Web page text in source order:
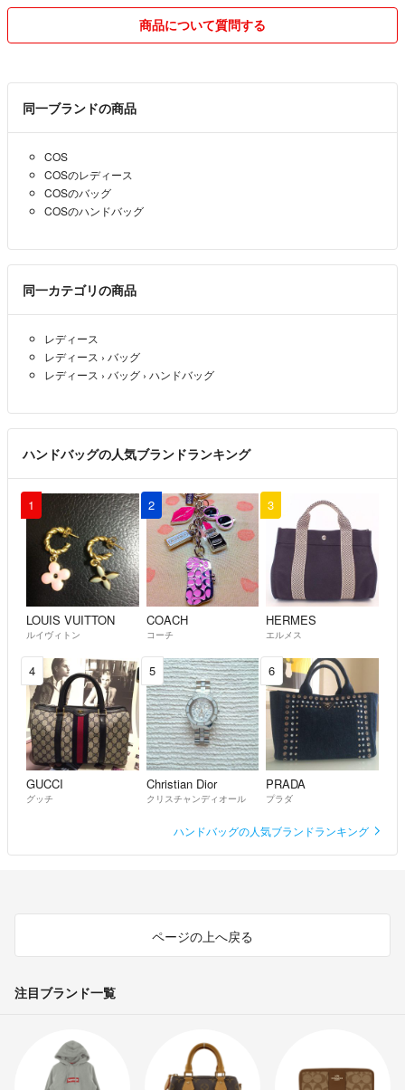
他のオークションにも出品しておりますので、万一売り切れの場合もご
できる限り迅速に対応させて頂きますが、子供中心の生活のため、スム
ーズな対応をできない場合もございます。ご了承くださいませ。
悪い評価ありますが、支払い予定日を伝えて了承頂いていたにも関わら
ず、いつの間にかキャンセルとなり、相手の方もこちらがキャンセルし
たと勘違いされたようでついたものです…。ご了承くださいm(__)m
商品について質問する
同一ブランドの商品
COS
COSのレディース
COSのバッグ
COSのハンドバッグ
同一カテゴリの商品
レディース
レディース › バッグ
レディース › バッグ › ハンドバッグ
ハンドバッグの人気ブランドランキング
1
LOUIS VUITTON
ルイヴィトン
2
COACH
コーチ
3
HERMES
エルメス
4
GUCCI
グッチ
5
Christian Dior
クリスチャンディオール
6
PRADA
プラダ
ハンドバッグの人気ブランドランキング
ページの上へ戻る
注目ブランド一覧